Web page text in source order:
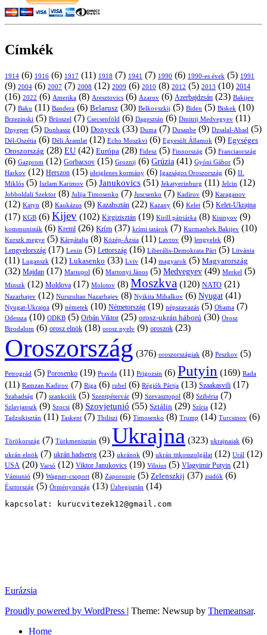
Címkék
1914 (6) 1916 (6) 1917 (11) 1918 (7) 1941 (7) 1990 (6) 1990-es évek (5) 1991
(9) 2004 (6) 2007 (7) 2008 (12) 2009 (6) 2010 (8) 2012 (5) 2013 (10) 2014
(16) 2022 (6) Amerika (8) Aresztovics (6) Azarov (6) Azerbajdzsán (23) Bakijev
(7) Baku (11) Bandera (6) Belarusz (30) Belkovszkij (5) Biden (5) Biskek (10)
Brzezinski (5) Brüsszel (7) Csecsenföld (6) Dagesztán (6) Dmitrij Medvegyev (11)
Dnyeper (5) Donbassz (10) Donyeck (33) Duma (7) Dusanbe (9) Dzsalal-Abad (5)
Dél-Oszétia (6) Déli Áramlat (12) Echo Moszkvi (6) Egyesült Államok (9) Egységes
Oroszország (28) EU (42) Európa (28) Fidesz (5) Finnország (5) Franciaország
(6) Gazprom (12) Gorbacsov (15) Groznij (6) Grúzia (41) Gyóni Gábor (5)
Harkov (12) Herszon (15) ideiglenes kormány (6) Igazságos Oroszország (6) II.
Miklós (5) Iszlam Karimov (5) Janukovics (51) Jekatyerinburg (11) Jelcin (12)
Jobboldali Szektor (8) Julija Timosenko (7) Juscsenko (7) Kadirov (9) Karaganov
(12) Katyn (8) Kaukázus (9) Kazahsztán (22) Kazany (6) Kelet (5) Kelet-Ukrajna
(17) KGB (6) Kijev (102) Kirgizisztán (19) Kirill pátriárka (8) Kisinyov (9)
kommunisták (6) Kreml (26) Krím (37) krími tatárok (7) Kurmanbek Bakijev (10)
Kurszk megye (5) Kárpátalja (8) Közép-Ázsia (11) Lavrov (9) lengyelek (8)
Lengyelország (17) Lenin (5) Lettország (16) Liberális-Demokrata Párt (5) Litvánia
(11) Luganszk (12) Lukasenko (33) Lviv (14) magyarok (5) Magyarország
(32) Majdan (17) Mariupol (6) Martonyi János (5) Medvegyev (49) Merkel (5)
Minszk (12) Moldova (17) Molotov (8) Moszkva (120) NATO (21)
Nazarbajev (12) Nurszultan Nazarbajev (8) Nyikita Mihalkov (6) Nyugat (41)
Nyugat-Ukrajna (9) németek (10) Németország (19) népszavazás (5) Obama (7)
Odessza (10) ODKB (5) Orbán Viktor (25) orosz-ukrán háború (30) Orosz
Birodalom (6) orosz elnök (18) orosz nyelv (9) oroszok (23)
Oroszország (376) oroszországiak (8) Peszkov (5)
Petrográd (5) Porosenko (19) Pravda (11) Prigozsin (6) Putyin (169) Rada
(11) Ramzan Kadirov (7) Riga (6) rubel (6) Régiók Pártja (13) Szaakasvili (17)
Szabadság (7) szankciók (5) Szentpétervár (9) Szevasztopol (8) Szibéria (7)
Szlavjanszk (9) Szocsi (8) Szovjetunió (55) Sztálin (29) Szíria (12)
Tadzsikisztán (11) Taskent (7) Tbiliszi (6) Timosenko (8) Trump (14) Turcsinov (6)
Törökország (7) Türkmenisztán (9) Ukrajna (323) ukrajnaiak (6)
ukrán elnök (7) ukrán hadsereg (23) ukránok (9) ukrán titkosszolgálat (12) Urál (12)
USA (20) Varsó (12) Viktor Janukovics (19) Vilnius (5) Vlagyimir Putyin (21)
Vámunió (9) Wagner-csoport (8) Zaporozsje (5) Zelenszkij (37) zsidók (6)
Észtország (5) Örményország (13) Üzbegisztán (14)
kapcsolat: kurucvitezek12@gmail.com
Eurázsia
Proudly powered by WordPress | Theme: Newsup by Themeansar.
Home